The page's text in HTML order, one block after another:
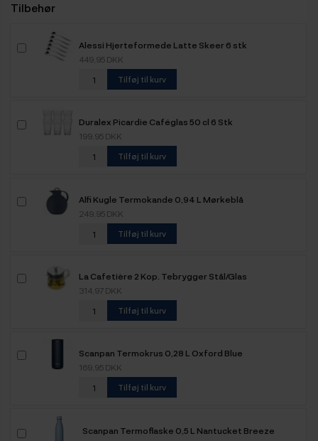
Tilbehør
Alessi Hjerteformede Latte Skeer 6 stk
449,95 DKK
Tilføj til kurv
Duralex Picardie Caféglas 50 cl 6 Stk
199,95 DKK
Tilføj til kurv
Alfi Kugle Termokande 0,94 L Mørkeblå
249,95 DKK
Tilføj til kurv
La Cafetière 2 Kop. Tebrygger Stål/Glas
314,97 DKK
Tilføj til kurv
Scanpan Termokrus 0,28 L Oxford Blue
169,95 DKK
Tilføj til kurv
Scanpan Termoflaske 0,5 L Nantucket Breeze